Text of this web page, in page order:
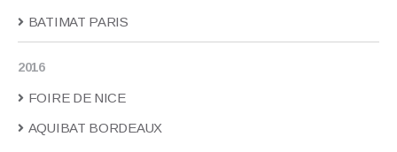
BATIMAT PARIS
2016
FOIRE DE NICE
AQUIBAT BORDEAUX